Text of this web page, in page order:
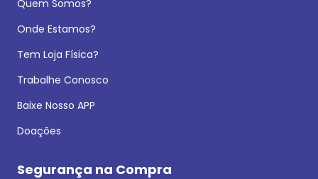
Quem Somos?
Onde Estamos?
Tem Loja Física?
Trabalhe Conosco
Baixe Nosso APP
Doações
Segurança na Compra